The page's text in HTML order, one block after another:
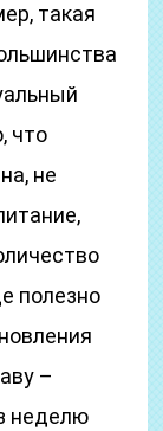
такая
что
не
полезно
–
неделю